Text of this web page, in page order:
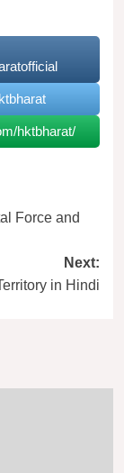
hktbharat/
Force and
Next:
in Hindi